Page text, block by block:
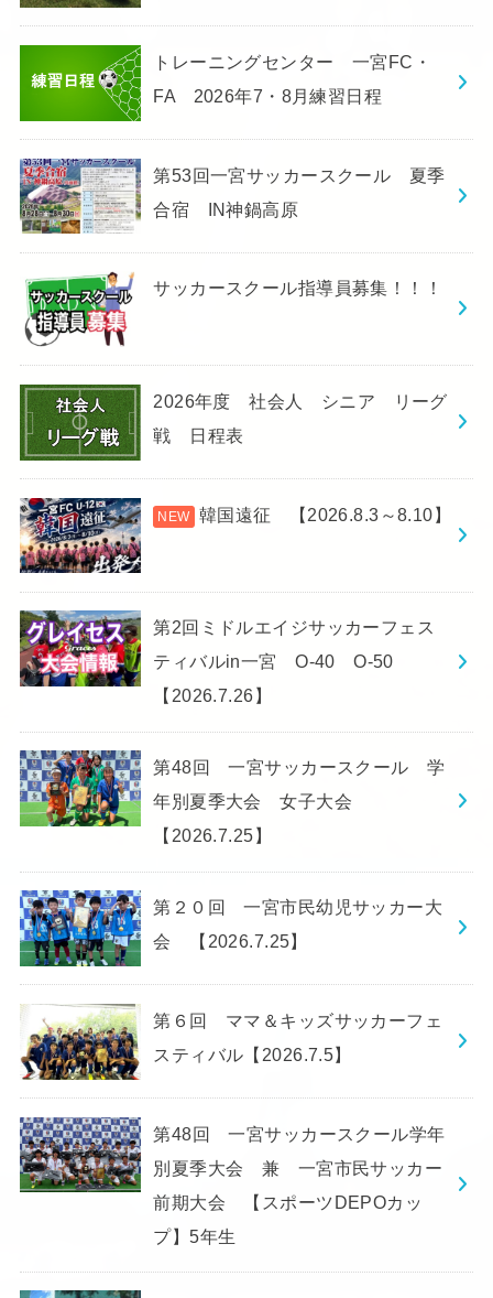
トレーニングセンター 一宮FC・
FA 2026年7・8月練習日程
第53回一宮サッカースクール 夏季
合宿 IN神鍋高原
サッカースクール指導員募集！！！
2026年度 社会人 シニア リーグ
戦 日程表
韓国遠征 【2026.8.3～8.10】
第2回ミドルエイジサッカーフェス
ティバルin一宮 O-40 O-50
【2026.7.26】
第48回 一宮サッカースクール 学
年別夏季大会 女子大会
【2026.7.25】
第２０回 一宮市民幼児サッカー大
会 【2026.7.25】
第６回 ママ＆キッズサッカーフェ
スティバル【2026.7.5】
第48回 一宮サッカースクール学年
別夏季大会 兼 一宮市民サッカー
前期大会 【スポーツDEPOカッ
プ】5年生